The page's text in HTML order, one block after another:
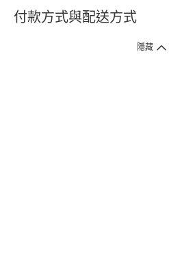
付款方式與配送方式
隱藏